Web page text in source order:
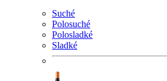
Suché
Polosuché
Polosladké
Sladké